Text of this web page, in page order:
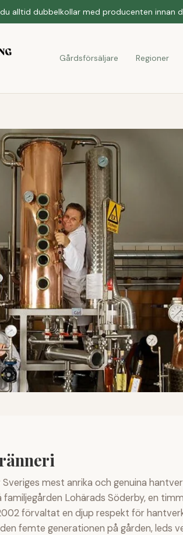
alltid dubbelkollar med producenten innan
Gårdsförsäljare Regioner
mest anrika och genuina
Lohärads Söderby, en
förvaltat en djup respekt för
femte generationen på gården, leds